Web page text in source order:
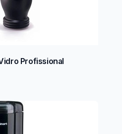
Profissional